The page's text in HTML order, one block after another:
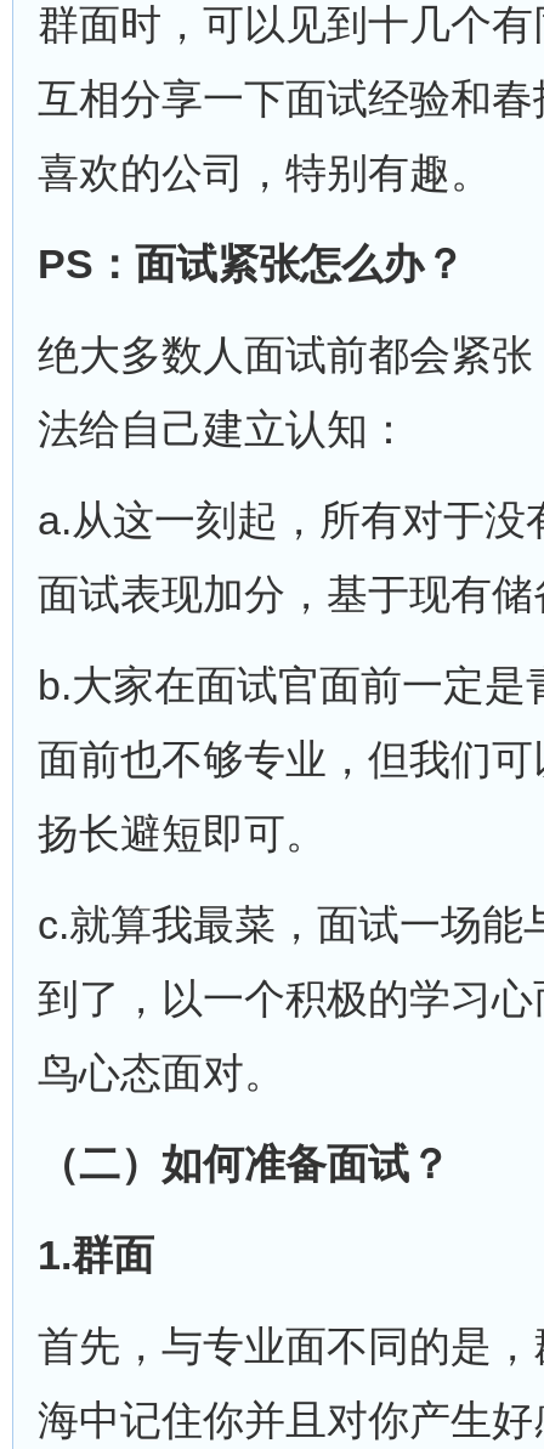
群面时，可以见到十几个
互相分享一下面试经验和
喜欢的公司，特别有趣。
PS ：面试紧张怎么办？
绝大多数人面试前都会紧
法给自己建立认知：
a.从这一刻起，所有对于
面试表现加分，基于现有
b.大家在面试官面前一定
面前也不够专业，但我们
扬长避短即可。
c.就算我最菜，面试一场
到了，以一个积极的学习
鸟心态面对。
（二）如何准备面试？
1.群面
首先，与专业面不同的是
海中记住你并且对你产生